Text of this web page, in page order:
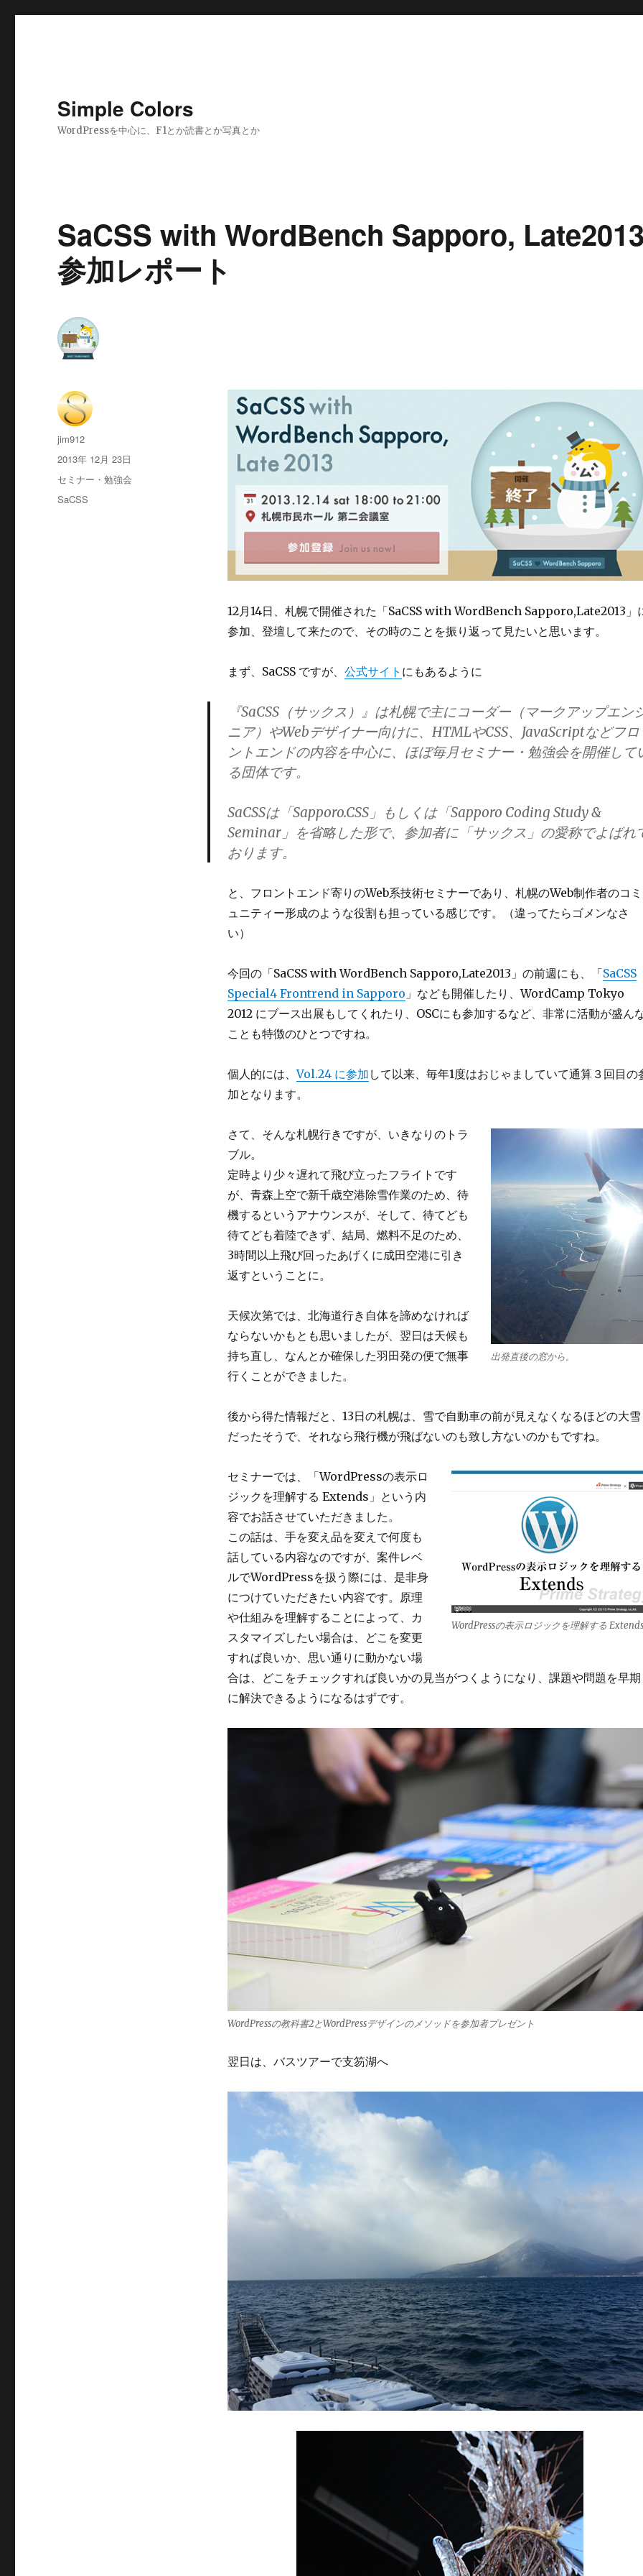
Simple Colors
WordPressを中心に、F1とか読書とか写真とか
SaCSS with WordBench Sapporo,
参加レポート
12月14日、札幌で開催された「SaCSS with WordBench Sapporo,Late2013」
参加、登壇して来たので、その時のことを振り返って見たいと思います。
まず、SaCSS ですが、 公式サイト にもあるように
『SaCSS（サックス）』は札幌で主にコーダー（マークアップエン
ニア）やWebデザイナー向けに、HTMLやCSS、JavaScriptなどフロ
ントエンドの内容を中心に、ほぼ毎月セミナー・勉強会を開催して
る団体です。
SaCSSは「Sapporo.CSS」もしくは「Sapporo Coding Study &
Seminar」を省略した形で、参加者に「サックス」の愛称でよばれ
おります。
と、フロントエンド寄りのWeb系技術セミナーであり、札幌のWeb制作者のコミ
ュニティー形成のような役割も担っている感じです。（違ってたらゴメンなさ
い）
今回の「SaCSS with WordBench Sapporo,Late2013」の前週にも、「SaCSS
Special4 Frontrend in Sapporo 」なども開催したり、WordCamp Tokyo
2012 にブース出展もしてくれたり、OSCにも参加するなど、非常に活動が盛ん
ことも特徴のひとつですね。
個人的には、Vol.24 に参加 して以来、毎年1度はおじゃましていて通算３回目の
加となります。
出発直後の窓から。
さて、そんな札幌行きですが、いきなりのトラ
ブル。
定時より少々遅れて飛び立ったフライトです
が、青森上空で新千歳空港除雪作業のため、待
機するというアナウンスが、そして、待てども
待てども着陸できず、結局、燃料不足のため、
3時間以上飛び回ったあげくに成田空港に引き
返すということに。
天候次第では、北海道行き自体を諦めなければ
ならないかもとも思いましたが、翌日は天候も
持ち直し、なんとか確保した羽田発の便で無事
行くことができました。
後から得た情報だと、13日の札幌は、雪で自動車の前が見えなくなるほどの大雪
だったそうで、それなら飛行機が飛ばないのも致し方ないのかもですね。
WordPressの表示ロジックを理解する Extends
セミナーでは、「WordPressの表示ロ
ジックを理解する Extends」という内
容でお話させていただきました。
この話は、手を変え品を変えで何度も
話している内容なのですが、案件レベ
ルでWordPressを扱う際には、是非身
につけていただきたい内容です。原理
や仕組みを理解することによって、カ
スタマイズしたい場合は、どこを変更
すれば良いか、思い通りに動かない場
合は、どこをチェックすれば良いかの見当がつくようになり、課題や問題を早期
に解決できるようになるはずです。
WordPressの教科書2とWordPressデザインのメソッドを参加者プレゼント
翌日は、バスツアーで支笏湖へ
投
jim912
投
日:
2013年 12月 23日
カ
テ
セミナー・勉強会
タ
SaCSS